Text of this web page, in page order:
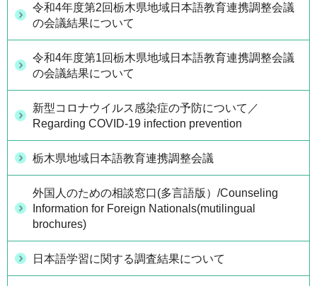
令和4年度第2回栃木県地域日本語教育連携調整会議
の会議結果について
令和4年度第1回栃木県地域日本語教育連携調整会議
の会議結果について
新型コロナウイルス感染症の予防について／
Regarding COVID-19 infection prevention
栃木県地域日本語教育連携調整会議
外国人のための相談窓口(多言語版）/Counseling
Information for Foreign Nationals(mutilingual
brochures)
日本語学習に関する調査結果について